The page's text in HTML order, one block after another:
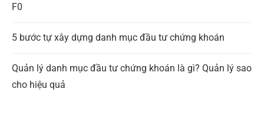
F0
5 bước tự xây dựng danh mục đầu tư chứng khoán
Quản lý danh mục đầu tư chứng khoán là gì? Quản lý sao
cho hiệu quả